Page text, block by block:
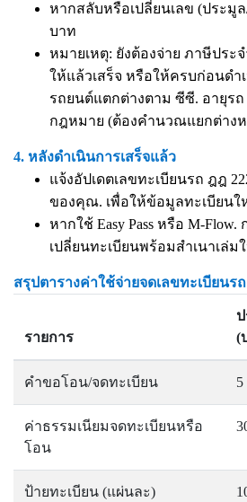
หากสลับหรือเปลี่ยนเลข (ประมู
บาท
หมายเหตุ: ยังต้องจ่าย ภาษีประ
ให้แล้วเสร็จ หรือให้ครบก่อนดำ
รถยนต์แตกต่างตาม ซีซี. อายุรถ
กฎหมาย (ต้องคำนวณแยกต่าง
4. หลังดำเนินการเสร็จแล้ว
แจ้งอัปเดตเลขทะเบียนรถ ฎฎ
ของคุณ. เพื่อให้ข้อมูลทะเบียนใ
หากใช้ Easy Pass หรือ M-
เปลี่ยนทะเบียนพร้อมสำเนาเล่ม
สรุปตารางค่าใช้จ่ายจดเลขทะเบียนร
รายการ
(
คำขอโอน/จดทะเบียน 5
ค่าธรรมเนียมจดทะเบียนหรือ
โอน
ป้ายทะเบียน (แผ่นละ)